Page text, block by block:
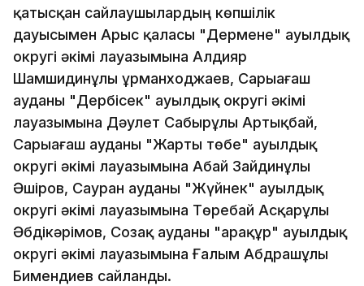
қатысқан сайлаушылардың көпшілік
дауысымен Арыс қаласы "Дермене" ауылдық
округі әкімі лауазымына Алдияр
Шамшидинұлы Құрманходжаев, Сарыағаш
ауданы "Дербісек" ауылдық округі әкімі
лауазымына Дәулет Сабырұлы Артықбай,
Сарыағаш ауданы "Жарты төбе" ауылдық
округі әкімі лауазымына Абай Зайдинұлы
Әшіров, Сауран ауданы "Жүйнек" ауылдық
округі әкімі лауазымына Төребай Асқарұлы
Әбдікәрімов, Созақ ауданы "Қарақұр" ауылдық
округі әкімі лауазымына Ғалым Абдрашұлы
Бимендиев сайланды.